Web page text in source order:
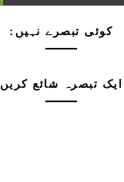
کوئی تبصرے نہیں:
ایک تبصرہ شائع کریں